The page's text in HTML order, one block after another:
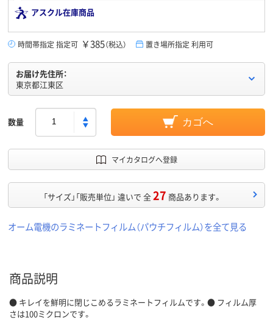
アスクル在庫商品
時間帯指定 指定可 ￥385（税込） 置き場所指定 利用可
お届け先住所：
東京都江東区
数量 カゴへ
マイカタログへ登録
「サイズ」「販売単位」 違いで 全27 商品あります。
オーム電機のラミネートフィルム（パウチフィルム）を全て見る
商品説明
● キレイを鮮明に閉じこめるラミネートフィルムです。● フィルム厚
さは100ミクロンです。